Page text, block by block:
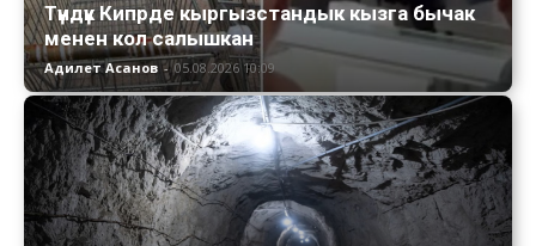
Түндүк Кипрде кыргызстандык кызга бычак
менен кол салышкан
Адилет Асанов - 05.08.2026 10:09